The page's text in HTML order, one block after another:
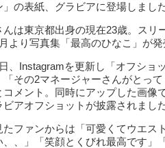
」の表紙、グラビアに登場しまし
んは東京都出身の現在23歳。ス
より写真集「最高のひなこ」が発
、Instagramを更新し「オフショ
「その2マネージャーさんがとっ
コメント。同時にアップした画
アオフショットが披露されました
たファンからは「可愛くてウエス
、、」「笑顔とくびれ最高です」